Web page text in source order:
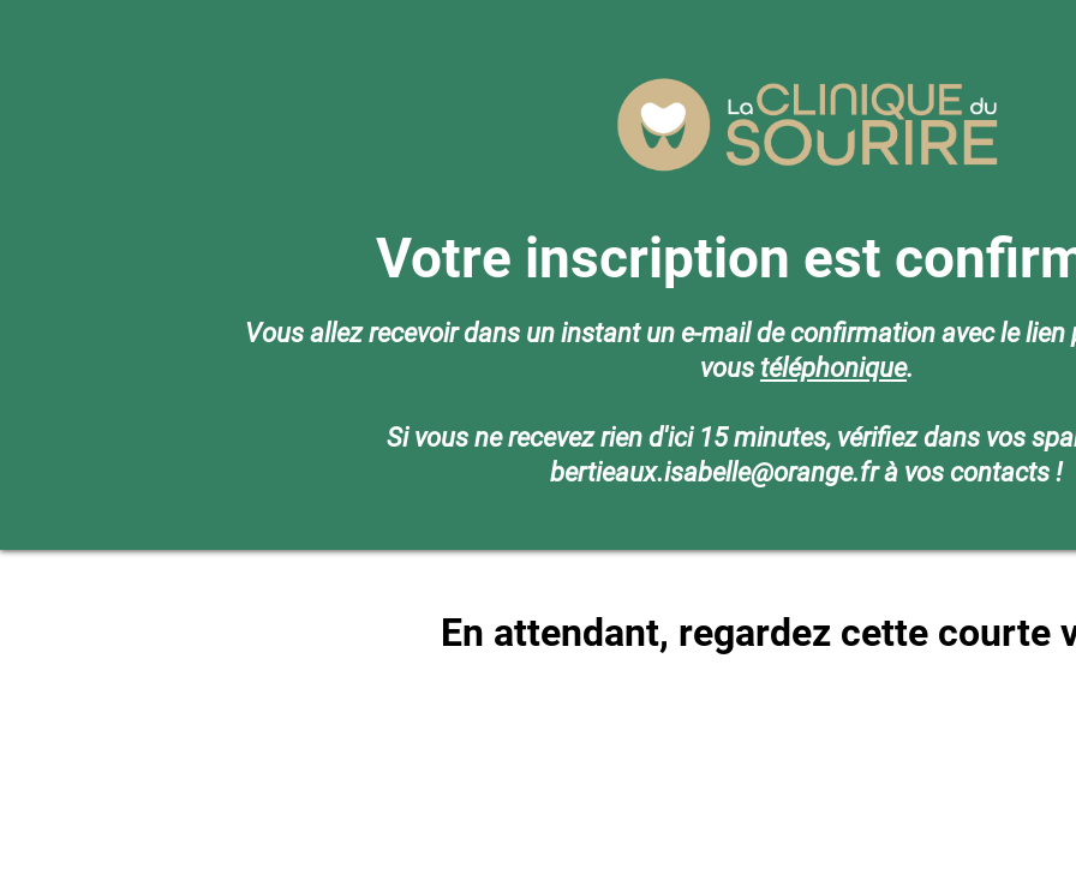
Votre inscription est
Vous allez recevoir dans un instant un e-mail de confirmation avec le lien
vous téléphonique.
Si vous ne recevez rien d'ici 15 minutes, vérifiez dans vos
bertieaux.isabelle@orange.fr à vos contacts !
En attendant, regardez cette courte